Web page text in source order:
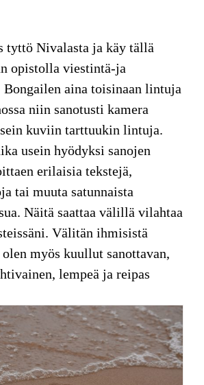
tyttö Nivalasta ja käy tällä
opistolla viestintä-ja
aina toisinaan lintuja
niin sanotusti kamera
kuviin tarttuukin lintuja.
usein hyödyksi sanojen
erilaisia tekstejä,
tai muuta satunnaista
Näitä saattaa välillä vilahtaa
Välitän ihmisistä
myös kuullut sanottavan,
lempeä ja reipas